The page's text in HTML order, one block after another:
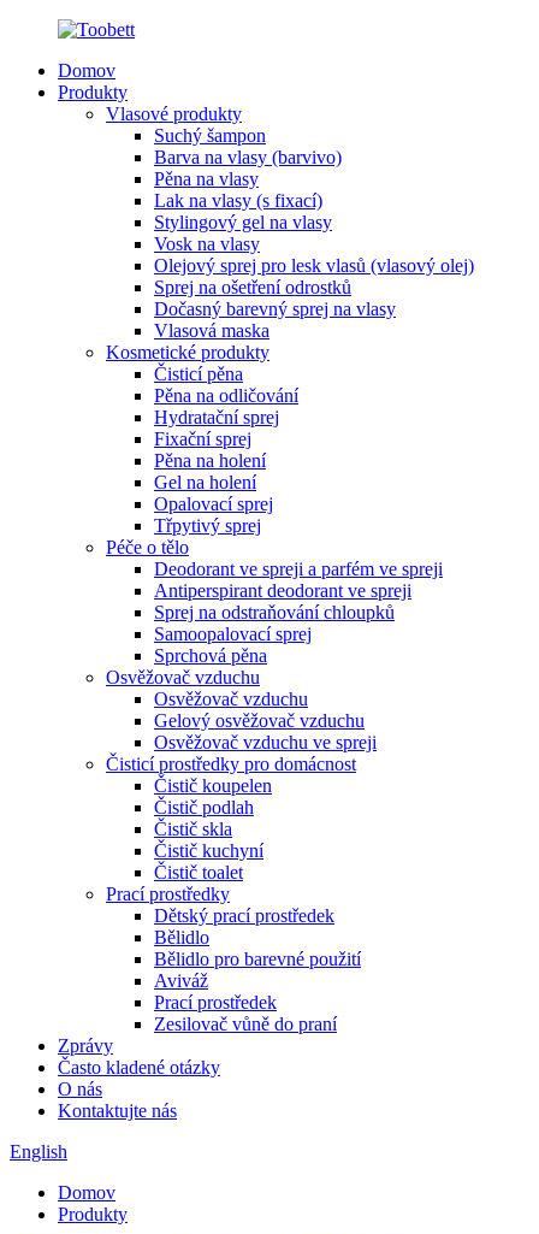
Domov
Produkty
Vlasové produkty
Suchý šampon
Barva na vlasy (barvivo)
Pěna na vlasy
Lak na vlasy (s fixací)
Stylingový gel na vlasy
Vosk na vlasy
Olejový sprej pro lesk vlasů (vlasový olej)
Sprej na ošetření odrostků
Dočasný barevný sprej na vlasy
Vlasová maska
Kosmetické produkty
Čisticí pěna
Pěna na odličování
Hydratační sprej
Fixační sprej
Pěna na holení
Gel na holení
Opalovací sprej
Třpytivý sprej
Péče o tělo
Deodorant ve spreji a parfém ve spreji
Antiperspirant deodorant ve spreji
Sprej na odstraňování chloupků
Samoopalovací sprej
Sprchová pěna
Osvěžovač vzduchu
Osvěžovač vzduchu
Gelový osvěžovač vzduchu
Osvěžovač vzduchu ve spreji
Čisticí prostředky pro domácnost
Čistič koupelen
Čistič podlah
Čistič skla
Čistič kuchyní
Čistič toalet
Prací prostředky
Dětský prací prostředek
Bělidlo
Bělidlo pro barevné použití
Aviváž
Prací prostředek
Zesilovač vůně do praní
Zprávy
Často kladené otázky
O nás
Kontaktujte nás
English
Domov
Produkty